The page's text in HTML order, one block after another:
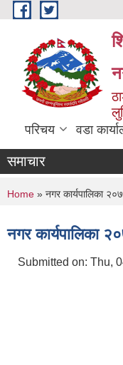
Skip to main content
परिचय वडा
समाचार
You are here
Home » नगर कार्यपालिका
नगर कार्यपालिका
Submitted on: Thu,